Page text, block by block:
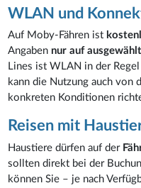
WLAN und
Auf Moby-Fähren ist
Angaben nur auf
Lines ist WLAN in der Regel
kann die Nutzung auch von
konkreten Konditionen
Reisen mit
Haustiere dürfen auf der
sollten direkt bei der
können Sie – je nach